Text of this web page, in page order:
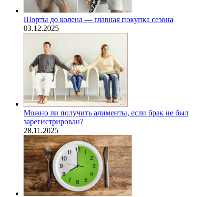
Шорты до колена — главная покупка сезона
03.12.2025
Можно ли получить алименты, если брак не был
зарегистрирован?
28.11.2025